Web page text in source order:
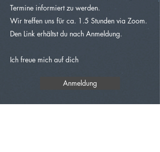
Termine informiert zu werden.​​
Wir treffen uns für ca. 1.5 Stunden via Zoom.
Den Link erhältst du nach Anmeldung.​
Ich freue mich auf dich
Anmeldung